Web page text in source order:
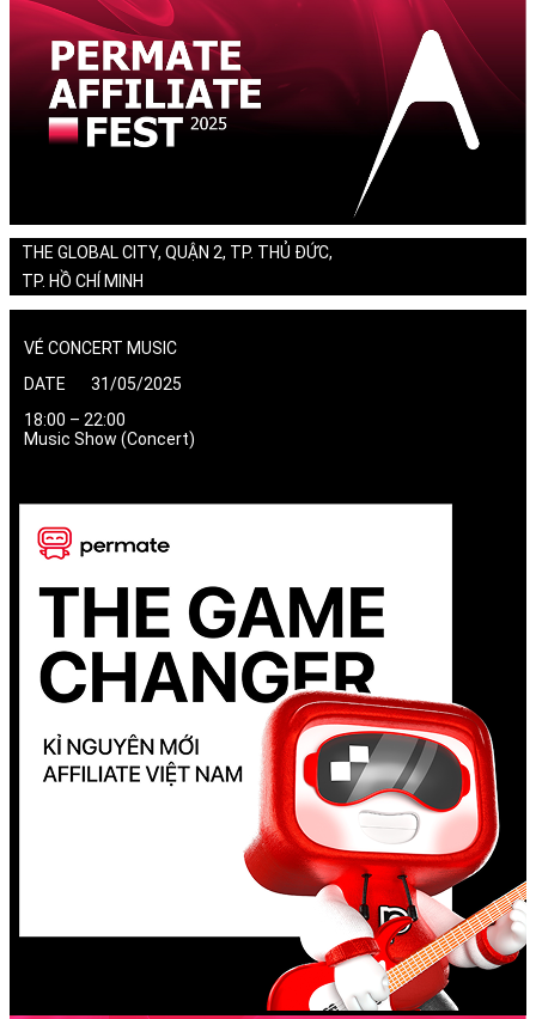
THE GLOBAL CITY, QUẬN 2, TP. THỦ ĐỨC,
TP. HỒ CHÍ MINH
VÉ CONCERT MUSIC
DATE 31/05/2025
18:00 – 22:00
Music Show (Concert)